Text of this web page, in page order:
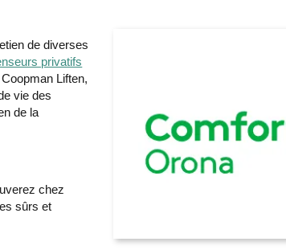
de diverses
privatifs
Liften,
vie des
de la
chez
sûrs et